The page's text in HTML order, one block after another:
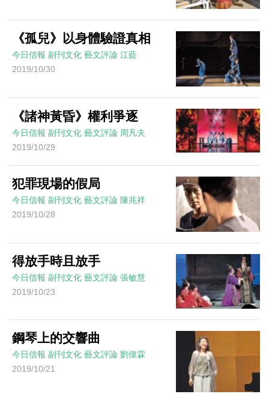
《孤兒》以身體驗證真相
今日信報 副刊文化 藝文評論 江藍
2019/10/30
《諸神黃昏》權利爭逐
今日信報 副刊文化 藝文評論 周凡夫
2019/10/29
犯罪現場的假局
今日信報 副刊文化 藝文評論 陳兆祥
2019/10/28
得放手時且放手
今日信報 副刊文化 藝文評論 張敏慧
2019/10/23
鋼琴上的交響曲
今日信報 副刊文化 藝文評論 劉偉霖
2019/10/21